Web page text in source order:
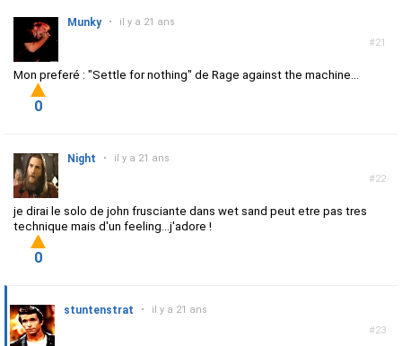
#21
Munky • il y a 21 ans
Mon preferé : "Settle for nothing" de Rage against the machine...
0
#22
Night • il y a 21 ans
je dirai le solo de john frusciante dans wet sand peut etre pas tres
technique mais d'un feeling...j'adore !
0
#23
stuntenstrat • il y a 21 ans